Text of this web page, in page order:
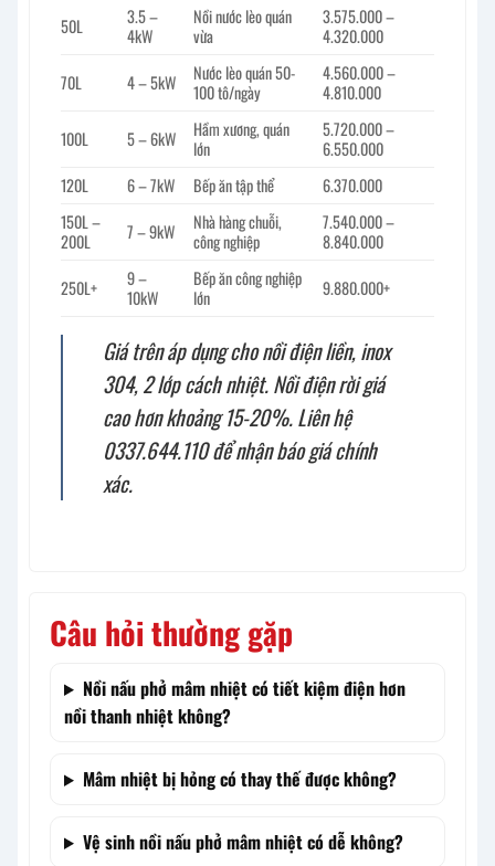
50L
3.5 –
4kW
Nồi nước lèo quán
vừa
3.575.000 –
4.320.000
70L
4 – 5kW
Nước lèo quán 50-
100 tô/ngày
4.560.000 –
4.810.000
100L
5 – 6kW
Hầm xương, quán
lớn
5.720.000 –
6.550.000
120L
6 – 7kW Bếp ăn tập thể
6.370.000
150L –
200L
7 – 9kW
Nhà hàng chuỗi,
công nghiệp
7.540.000 –
8.840.000
250L+
9 –
10kW
Bếp ăn công nghiệp
lớn
9.880.000+
Giá trên áp dụng cho nồi điện liền, inox
304, 2 lớp cách nhiệt. Nồi điện rời giá
cao hơn khoảng 15-20%. Liên hệ
0337.644.110 để nhận báo giá chính
xác.
Câu hỏi thường gặp
Nồi nấu phở mâm nhiệt có tiết kiệm điện hơn
nồi thanh nhiệt không?
Mâm nhiệt bị hỏng có thay thế được không?
Vệ sinh nồi nấu phở mâm nhiệt có dễ không?